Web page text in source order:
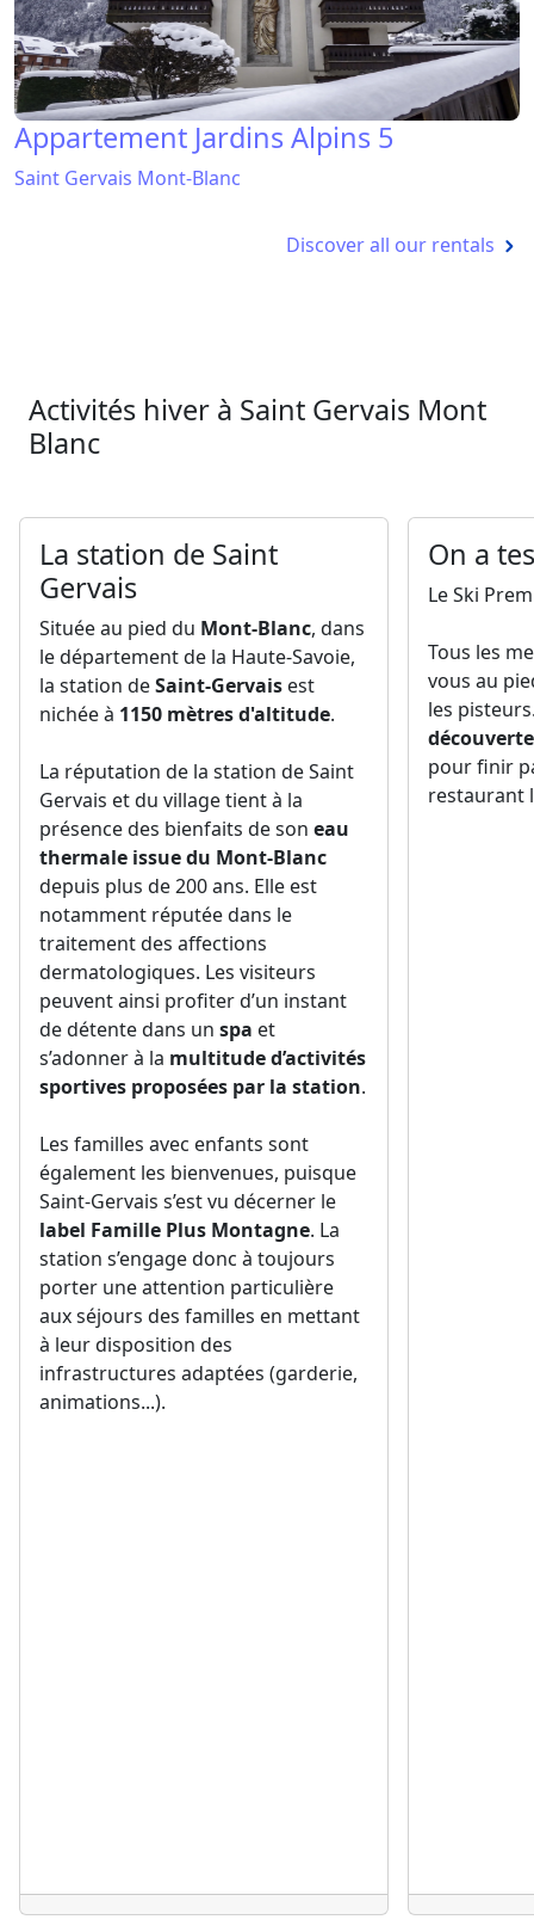
Appartement Jardins Alpins 5
Saint Gervais Mont-Blanc
Discover all our rentals
Activités hiver à Saint Gervais Mont
Blanc
La station de Saint
Gervais
Située au pied du Mont-Blanc, dans
le département de la Haute-Savoie,
la station deSaint-Gervais est
nichée à 1150 mètres d'altitude.
La réputation de la station de Saint
Gervais et du village tient à la
présence des bienfaits de son eau
thermale issue du Mont-Blanc
depuis plus de 200 ans. Elle est
notamment réputée dans le
traitement des affections
dermatologiques. Les visiteurs
peuvent ainsi profiter d’un instant
de détente dans un spa et
s’adonner à la multitude d’activités
sportives proposées par la station.
Les familles avec enfants sont
également les bienvenues, puisque
Saint-Gervais s’est vu décerner le
label Famille Plus Montagne. La
station s’engage donc à toujours
porter une attention particulière
aux séjours des familles en mettant
à leur disposition des
infrastructures adaptées (garderie,
animations...).
On a
Le Ski
Tous les
vous au
les
pour finir
restaurant